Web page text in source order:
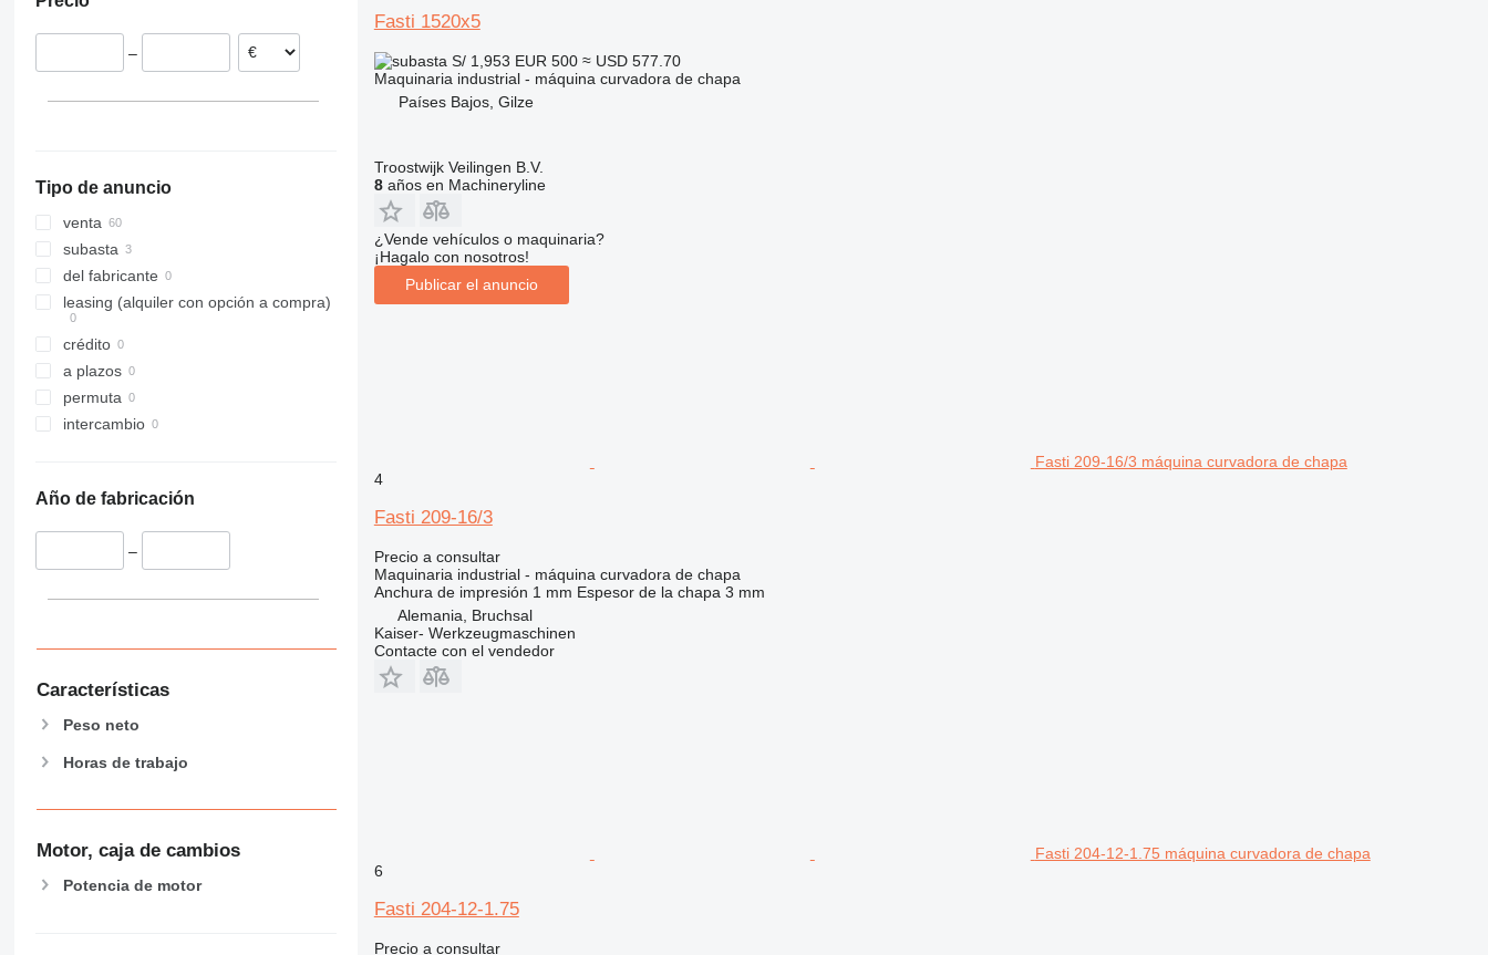
Suiza
Dinamarca
–
Tipo de anuncio
venta
subasta
del fabricante
leasing (alquiler con opción a compra)
crédito
a plazos
permuta
intercambio
Año de fabricación
–
Características
Peso neto
Horas de trabajo
Motor, caja de cambios
Potencia de motor
Fasti 1520x5
S/ 1,953 EUR 500 ≈ USD 577.70
Maquinaria industrial - máquina curvadora de chapa
Países Bajos, Gilze
Troostwijk Veilingen B.V.
8años en Machineryline
¿Vende vehículos o maquinaria?
¡Hagalo con nosotros!
Publicar el anuncio
Fasti 209-16/3 máquina curvadora de chapa
4
Fasti 209-16/3
Precio a consultar
Maquinaria industrial - máquina curvadora de chapa
Anchura de impresión 1 mm Espesor de la chapa 3 mm
Alemania, Bruchsal
Kaiser- Werkzeugmaschinen
Contacte con el vendedor
Fasti 204-12-1.75 máquina curvadora de chapa
6
Fasti 204-12-1.75
Precio a consultar